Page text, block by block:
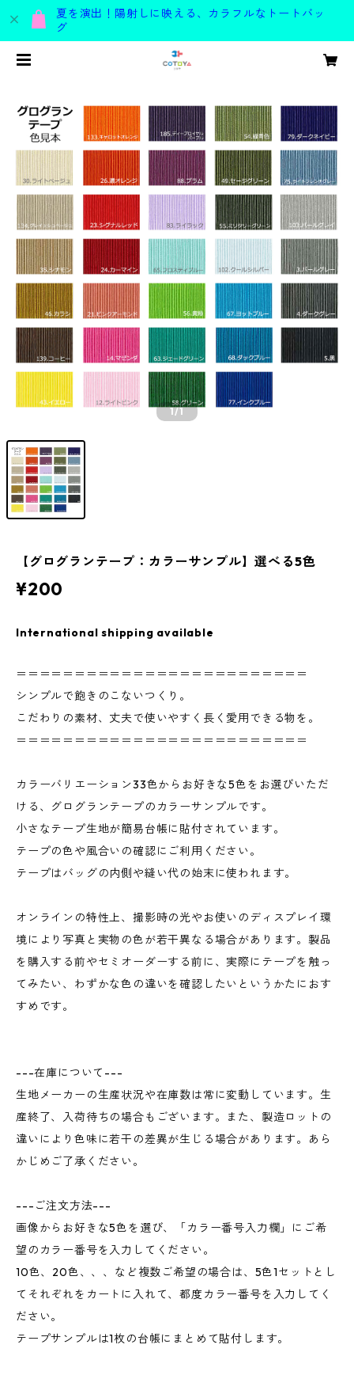
夏を演出！陽射しに映える、カラフルなトートバッ
グ
1/1
【グログランテープ：カラーサンプル】選べる5色
¥200
International shipping available
＝＝＝＝＝＝＝＝＝＝＝＝＝＝＝＝＝＝＝＝＝＝＝＝＝
シンプルで飽きのこないつくり。
こだわりの素材、丈夫で使いやすく長く愛用できる物を。
＝＝＝＝＝＝＝＝＝＝＝＝＝＝＝＝＝＝＝＝＝＝＝＝＝
カラーバリエーション33色からお好きな5色をお選びいただ
ける、グログランテープのカラーサンプルです。
小さなテープ生地が簡易台帳に貼付されています。
テープの色や風合いの確認にご利用ください。
テープはバッグの内側や縫い代の始末に使われます。
オンラインの特性上、撮影時の光やお使いのディスプレイ環
境により写真と実物の色が若干異なる場合があります。製品
を購入する前やセミオーダーする前に、実際にテープを触っ
てみたい、わずかな色の違いを確認したいというかたにおす
すめです。
---在庫について---
生地メーカーの生産状況や在庫数は常に変動しています。生
産終了、入荷待ちの場合もございます。また、製造ロットの
違いにより色味に若干の差異が生じる場合があります。あら
かじめご了承ください。
---ご注文方法---
画像からお好きな5色を選び、「カラー番号入力欄」にご希
望のカラー番号を入力してください。
10色、20色、、、など複数ご希望の場合は、5色1セットとし
てそれぞれをカートに入れて、都度カラー番号を入力してく
ださい。
テープサンプルは1枚の台帳にまとめて貼付します。